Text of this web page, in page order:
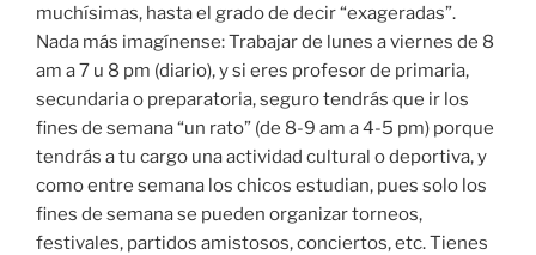
muchísimas, hasta el grado de decir “exageradas”.
Nada más imagínense: Trabajar de lunes a viernes de 8
am a 7 u 8 pm (diario), y si eres profesor de primaria,
secundaria o preparatoria, seguro tendrás que ir los
fines de semana “un rato” (de 8-9 am a 4-5 pm) porque
tendrás a tu cargo una actividad cultural o deportiva, y
como entre semana los chicos estudian, pues solo los
fines de semana se pueden organizar torneos,
festivales, partidos amistosos, conciertos, etc. Tienes